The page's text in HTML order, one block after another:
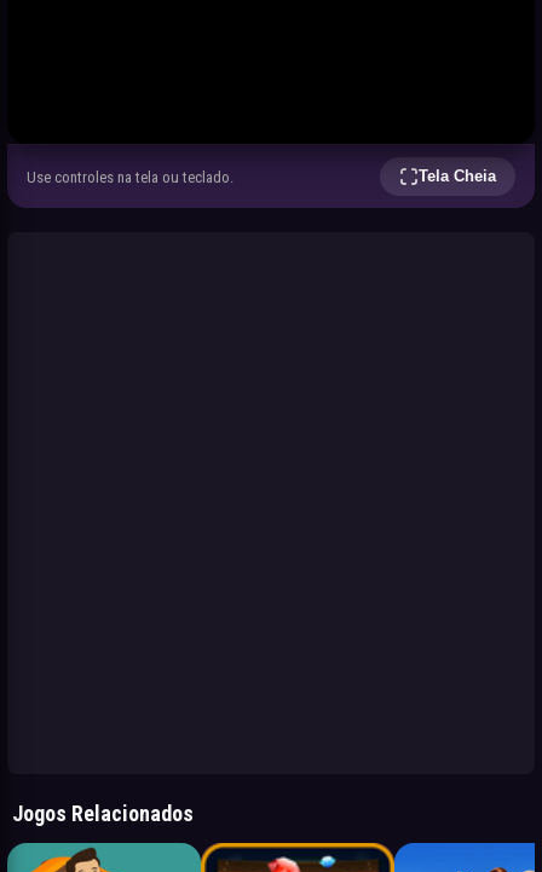
Use controles na tela ou teclado. Tela Cheia
Jogos Relacionados